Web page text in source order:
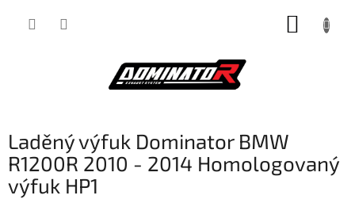
Laděný výfuk Dominator BMW
R1200R 2010 - 2014 Homologovaný
výfuk HP1